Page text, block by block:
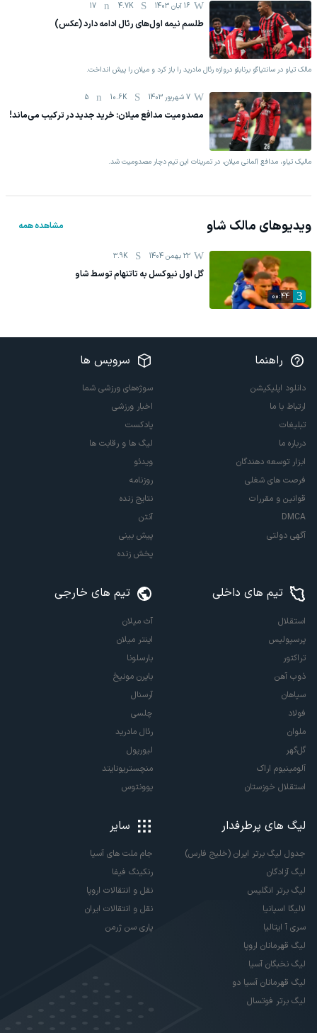
16 آبان 1403 4.7K
17
طلسم نیمه اول‌های رئال ادامه دارد (عکس)
مالک تیاو در سانتیاگو برنابئو دروازه رئال مادرید را باز کرد و میلان را پیش انداخت.
7 شهریور 1403 10.6K
5
مصدومیت مدافع میلان: خرید جدید در ترکیب می‌ماند!
مالیک تیاو، مدافع آلمانی میلان، در تمرینات این تیم دچار مصدومیت شد.
ویدیوهای مالک شاو مشاهده همه
00:44
22 بهمن 1404 3.9K
گل اول نیوکسل به تاتنهام توسط شاو
راهنما
دانلود اپلیکیشن
ارتباط با ما
تبلیغات
درباره ما
ابزار توسعه دهندگان
فرصت های شغلی
قوانین و مقررات
DMCA
آگهی دولتی
سرویس ها
سوژه‌های ورزشی شما
اخبار ورزشی
پادکست
لیگ ها و رقابت ها
ویدئو
روزنامه
نتایج زنده
آنتن
پیش بینی
پخش زنده
تیم های داخلی
استقلال
پرسپولیس
تراکتور
ذوب آهن
سپاهان
فولاد
ملوان
گل‌گهر
آلومینیوم اراک
استقلال خوزستان
تیم های خارجی
آث میلان
اینتر میلان
بارسلونا
بایرن مونیخ
آرسنال
چلسی
رئال مادرید
لیورپول
منچستریونایتد
یوونتوس
لیگ های پرطرفدار
جدول لیگ برتر ایران (خلیج فارس)
لیگ آزادگان
لیگ برتر انگلیس
لالیگا اسپانیا
سری آ ایتالیا
لیگ قهرمانان اروپا
لیگ نخبگان آسیا
لیگ قهرمانان آسیا دو
لیگ برتر فوتسال
سایر
جام ملت های آسیا
رنکینگ فیفا
نقل و انتقالات اروپا
نقل و انتقالات ایران
پاری سن ژرمن